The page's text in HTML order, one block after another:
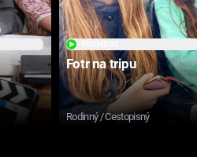
Fotr na tripu
Rodinný / Cestopisný